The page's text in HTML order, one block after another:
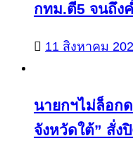
กทม.ตี5 จนถึง
11 สิงหาคม
นายกฯไม่ล็อก
จังหวัดใต้” สั่ง